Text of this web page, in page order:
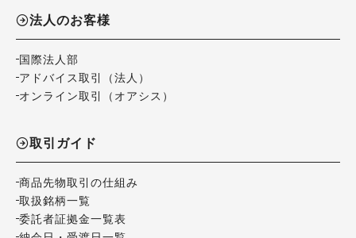
法人のお客様
国際法人部
アドバイス取引（法人）
オンライン取引（オアシス）
取引ガイド
商品先物取引の仕組み
取扱銘柄一覧
委託者証拠金一覧表